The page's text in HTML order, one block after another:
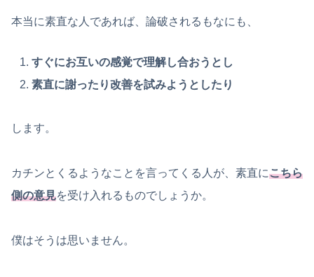
本当に素直な人であれば、論破されるもなにも、
すぐにお互いの感覚で理解し合おうとし
素直に謝ったり改善を試みようとしたり
します。
カチンとくるようなことを言ってくる人が、素直にこちら
側の意見を受け入れるものでしょうか。
僕はそうは思いません。